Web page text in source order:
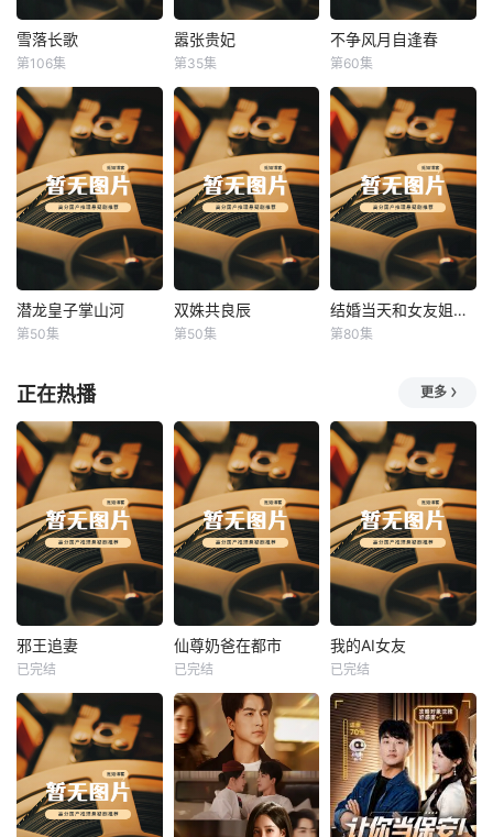
雪落长歌
雪落长歌
第106集
嚣张贵妃
嚣张贵妃
第35集
不争风月自逢春
不争风月自逢春
第60集
潜龙皇子掌山河
潜龙皇子掌山河
第50集
双姝共良辰
双姝共良辰
第50集
结婚当天和女友姐姐一起穿越了 结婚当天和女友姐姐一起穿越了
第80集
正在热播 更多
热播
邪王追妻
未知
邪王追妻
已完结
热播
未知
仙尊奶爸在都市
已完结
热播
我的AI女友
未知
我的AI女友
已完结